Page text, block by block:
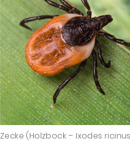
Zecke (Holzbock – Ixodes